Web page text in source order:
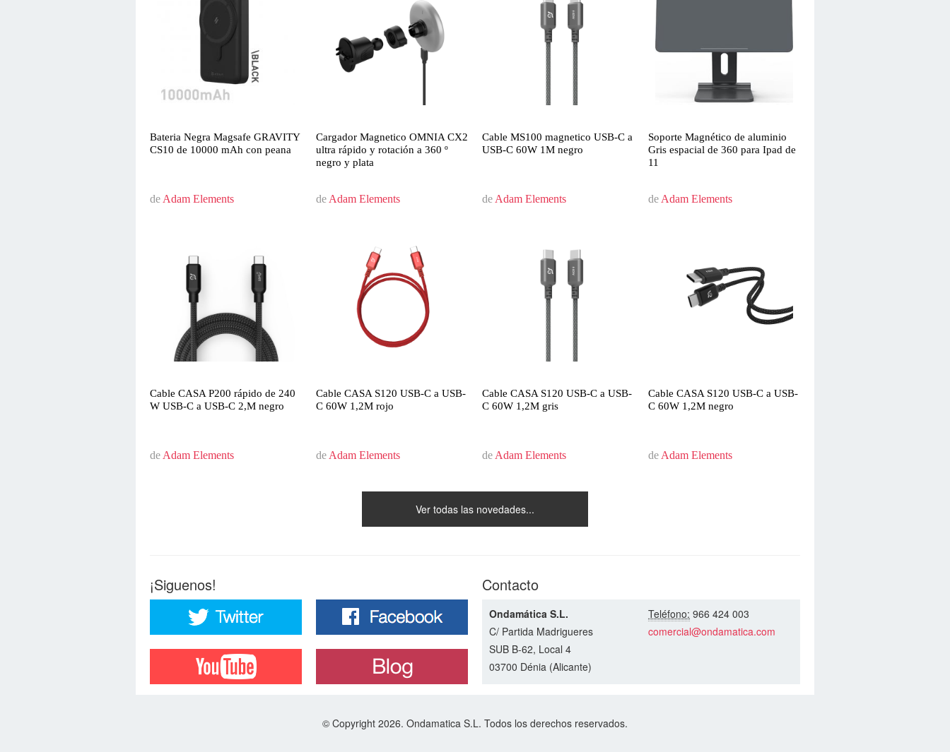
Bateria Negra Magsafe GRAVITY
CS10 de 10000 mAh con peana
de Adam Elements
Cargador Magnetico OMNIA CX2
ultra rápido y rotación a 360 º
negro y plata
de Adam Elements
Cable MS100 magnetico USB-C a
USB-C 60W 1M negro
de Adam Elements
Soporte Magnético de aluminio
Gris espacial de 360 para Ipad de
11
de Adam Elements
Cable CASA P200 rápido de 240
W USB-C a USB-C 2,M negro
de Adam Elements
Cable CASA S120 USB-C a USB-
C 60W 1,2M rojo
de Adam Elements
Cable CASA S120 USB-C a USB-
C 60W 1,2M gris
de Adam Elements
Cable CASA S120 USB-C a USB-
C 60W 1,2M negro
de Adam Elements
Ver todas las novedades...
¡Siguenos! Contacto
Ondamática S.L.
C/ Partida Madrigueres
SUB B-62, Local 4
03700 Dénia (Alicante)
Teléfono: 966 424 003
comercial@ondamatica.com
© Copyright 2026. Ondamatica S.L. Todos los derechos reservados.